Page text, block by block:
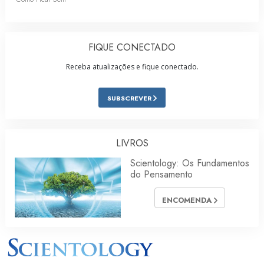
FIQUE CONECTADO
Receba atualizações e fique conectado.
SUBSCREVER
LIVROS
Scientology: Os Fundamentos
do Pensamento
ENCOMENDA